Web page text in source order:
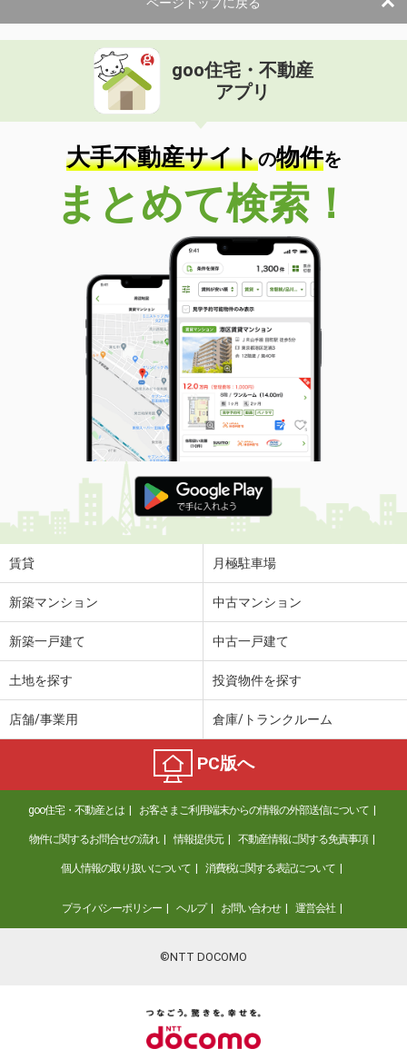
goo住宅・不動産
アプリ
大手不動産サイトの物件を
まとめて検索！
賃貸 月極駐車場
新築マンション 中古マンション
新築一戸建て 中古一戸建て
土地を探す 投資物件を探す
店舗/事業用 倉庫/トランクルーム
PC版へ
goo住宅・不動産とは お客さまご利用端末からの情報の外部送信について
物件に関するお問合せの流れ 情報提供元 不動産情報に関する免責事項
個人情報の取り扱いについて 消費税に関する表記について
プライバシーポリシー ヘルプ お問い合わせ 運営会社
©NTT DOCOMO